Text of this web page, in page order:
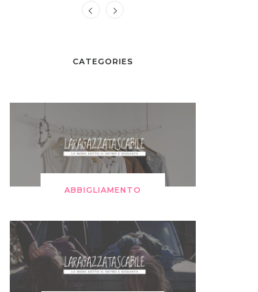
CATEGORIES
ABBIGLIAMENTO